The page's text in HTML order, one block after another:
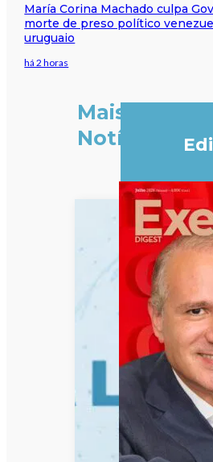
María Corina Machado culpa
morte de preso político
uruguaio
há 2 horas
Mais
Notícias